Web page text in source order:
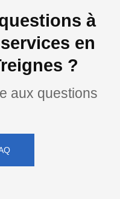
à
en
?
aux questions